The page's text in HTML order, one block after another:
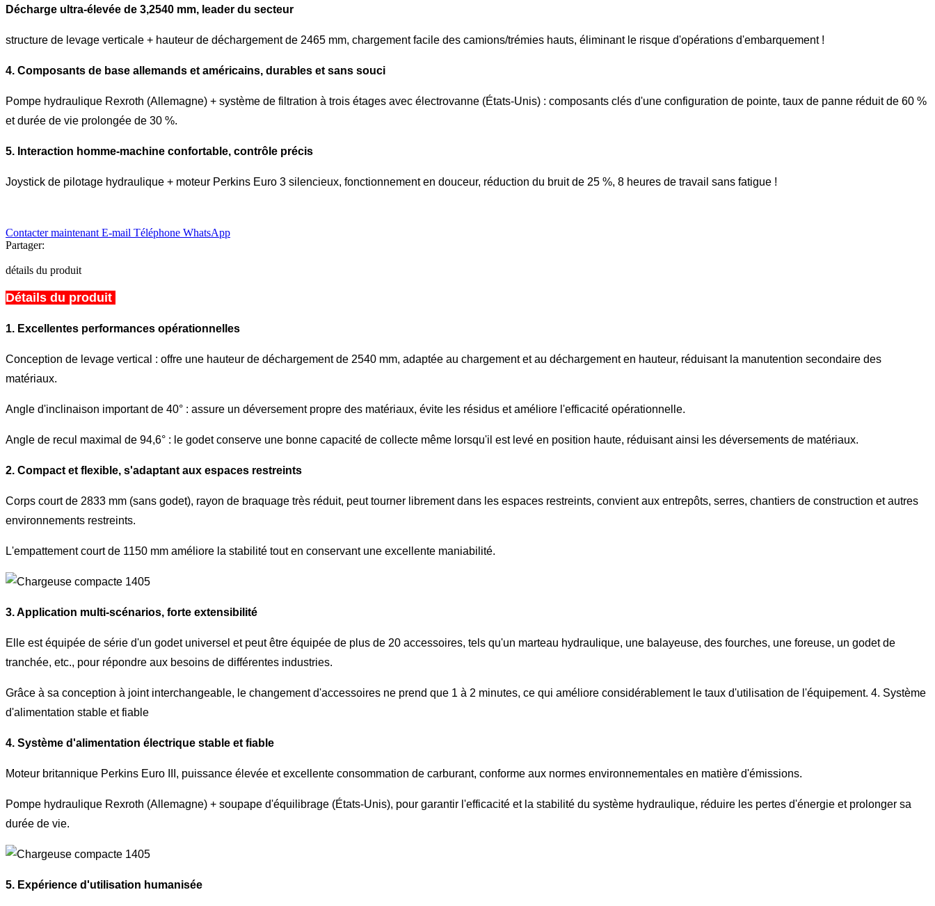
Décharge ultra-élevée de 3,2540 mm, leader du secteur
structure de levage verticale + hauteur de déchargement de 2465 mm, chargement facile des camions/trémies hauts, éliminant le risque d'opérations d'embarquement !
4. Composants de base allemands et américains, durables et sans souci
Pompe hydraulique Rexroth (Allemagne) + système de filtration à trois étages avec électrovanne (États-Unis) : composants clés d'une configuration de pointe, taux de panne réduit de 60 %
et durée de vie prolongée de 30 %.
5. Interaction homme-machine confortable, contrôle précis
Joystick de pilotage hydraulique + moteur Perkins Euro 3 silencieux, fonctionnement en douceur, réduction du bruit de 25 %, 8 heures de travail sans fatigue !
Contacter maintenant E-mail Téléphone WhatsApp
Partager:
détails du produit
Détails du produit
1. Excellentes performances opérationnelles
Conception de levage vertical : offre une hauteur de déchargement de 2540 mm, adaptée au chargement et au déchargement en hauteur, réduisant la manutention secondaire des
matériaux.
Angle d'inclinaison important de 40° : assure un déversement propre des matériaux, évite les résidus et améliore l'efficacité opérationnelle.
Angle de recul maximal de 94,6° : le godet conserve une bonne capacité de collecte même lorsqu'il est levé en position haute, réduisant ainsi les déversements de matériaux.
2. Compact et flexible, s'adaptant aux espaces restreints
Corps court de 2833 mm (sans godet), rayon de braquage très réduit, peut tourner librement dans les espaces restreints, convient aux entrepôts, serres, chantiers de construction et autres
environnements restreints.
L'empattement court de 1150 mm améliore la stabilité tout en conservant une excellente maniabilité.
3. Application multi-scénarios, forte extensibilité
Elle est équipée de série d'un godet universel et peut être équipée de plus de 20 accessoires, tels qu'un marteau hydraulique, une balayeuse, des fourches, une foreuse, un godet de
tranchée, etc., pour répondre aux besoins de différentes industries.
Grâce à sa conception à joint interchangeable, le changement d'accessoires ne prend que 1 à 2 minutes, ce qui améliore considérablement le taux d'utilisation de l'équipement. 4. Système
d'alimentation stable et fiable
4. Système d'alimentation électrique stable et fiable
Moteur britannique Perkins Euro III, puissance élevée et excellente consommation de carburant, conforme aux normes environnementales en matière d'émissions.
Pompe hydraulique Rexroth (Allemagne) + soupape d'équilibrage (États-Unis), pour garantir l'efficacité et la stabilité du système hydraulique, réduire les pertes d'énergie et prolonger sa
durée de vie.
5. Expérience d'utilisation humanisée